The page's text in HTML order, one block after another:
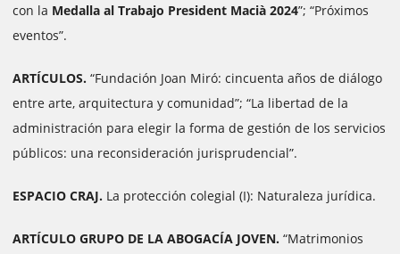
con la Medalla al Trabajo President Macià 2024”; “Próximos
eventos”.
ARTÍCULOS. “Fundación Joan Miró: cincuenta años de diálogo
entre arte, arquitectura y comunidad”; “La libertad de la
administración para elegir la forma de gestión de los servicios
públicos: una reconsideración jurisprudencial”.
ESPACIO CRAJ. La protección colegial (I): Naturaleza jurídica.
ARTÍCULO GRUPO DE LA ABOGACÍA JOVEN. “Matrimonios